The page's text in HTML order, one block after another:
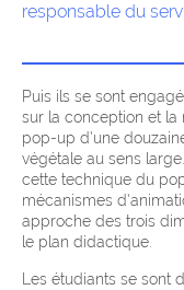
responsable du
Puis ils se sont
sur la conception et la
pop-up d’une
végétale au sens
cette technique du
mécanismes
approche des trois
le plan didactique.
Les étudiants se